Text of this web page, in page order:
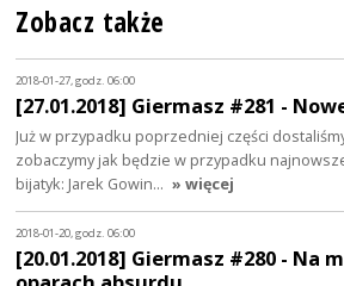
Zobacz także
2018-01-27, godz. 06:00
[27.01.2018] Giermasz #281 -
Już w przypadku poprzedniej części
zobaczymy jak będzie w przypadku
bijatyk: Jarek Gowin… » więcej
2018-01-20, godz. 06:00
[20.01.2018] Giermasz #280 - Na